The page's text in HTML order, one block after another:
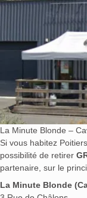
La Minute Blonde –
Si vous habitez
possibilité de retirer
partenaire, sur le
La Minute Blonde